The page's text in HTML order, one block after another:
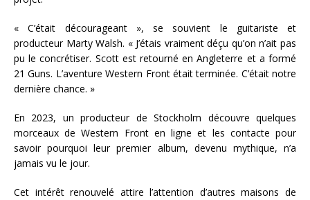
« C’était décourageant », se souvient le guitariste et
producteur Marty Walsh. « J’étais vraiment déçu qu’on n’ait pas
pu le concrétiser. Scott est retourné en Angleterre et a formé
21 Guns. L’aventure Western Front était terminée. C’était notre
dernière chance. »
En 2023, un producteur de Stockholm découvre quelques
morceaux de Western Front en ligne et les contacte pour
savoir pourquoi leur premier album, devenu mythique, n’a
jamais vu le jour.
Cet intérêt renouvelé attire l’attention d’autres maisons de